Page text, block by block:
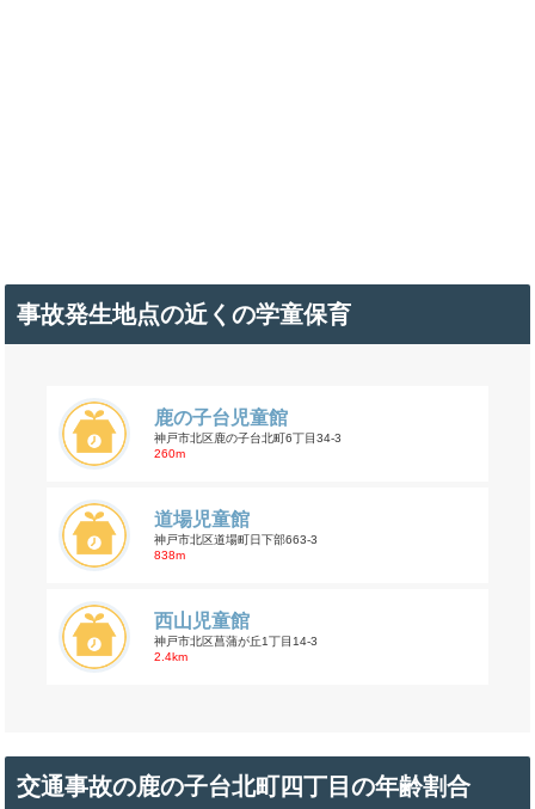
事故発生地点の近くの学童保育
鹿の子台児童館
神戸市北区鹿の子台北町6丁目34-3
260m
道場児童館
神戸市北区道場町日下部663-3
838m
西山児童館
神戸市北区菖蒲が丘1丁目14-3
2.4km
交通事故の鹿の子台北町四丁目の年齢割合